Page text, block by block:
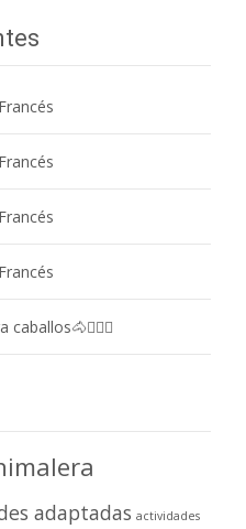
caballos🐴💆🏻‍♀️
adaptadas actividades